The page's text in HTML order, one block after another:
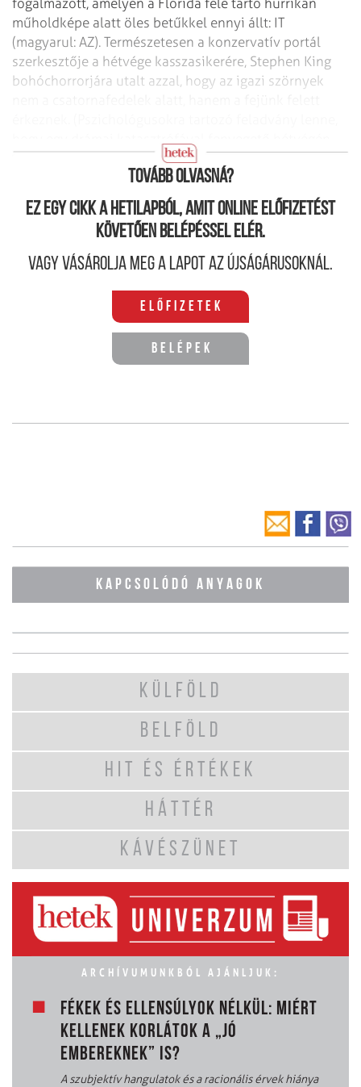
fogalmazott, amelyen a Florida felé tartó hurrikán
műholdképe alatt öles betűkkel ennyi állt: IT
(magyarul: AZ). Természetesen a konzervatív portál
szerkesztője a hétvége kasszasikerére, Stephen King
bohóchorrorjára utalt azzal, hogy az igazi szörnyek
mozinézők milliói miért választják a rémületmozit?)
Tovább olvasná?
Ez egy cikk a hetilapból, amit online előfizetést
követően belépéssel elér.
Vagy vásárolja meg a lapot az újságárusoknál.
Előfizetek
Belépek
KAPCSOLÓDÓ ANYAGOK
KÜLFÖLD
BELFÖLD
HIT ÉS ÉRTÉKEK
HÁTTÉR
KÁVÉSZÜNET
ARCHÍVUMUNKBÓL AJÁNLJUK:
FÉKEK ÉS ELLENSÚLYOK NÉLKÜL: MIÉRT
KELLENEK KORLÁTOK A „JÓ
EMBEREKNEK” IS?
A szubjektív hangulatok és a racionális érvek hiánya